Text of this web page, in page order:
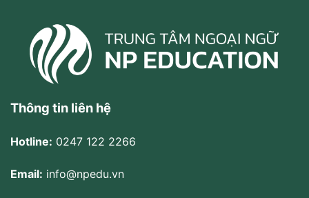
Thông tin liên hệ
Hotline: 0247 122 2266
Email: info@npedu.vn